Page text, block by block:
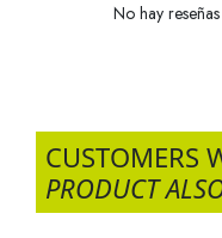
No hay
CUSTOMERS
PRODUCT